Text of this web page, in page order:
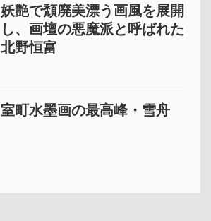
妖艶で頽廃美漂う画風を展開
し、画壇の悪魔派と呼ばれた
北野恒富
室町水墨画の最高峰・雪舟